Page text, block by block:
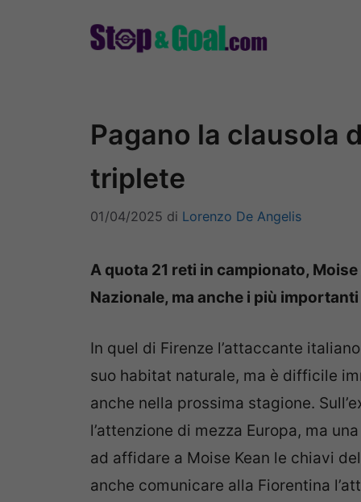
Pagano la clausola
triplete
01/04/2025 di Lorenzo De Angelis
A quota 21 reti in campionato,
Nazionale, ma anche i più
In quel di Firenze l’attaccante
suo habitat naturale, ma è difficile
anche nella prossima stagione.
l’attenzione di mezza Europa, ma
ad affidare a Moise Kean le chiavi
anche comunicare alla Fiorentina